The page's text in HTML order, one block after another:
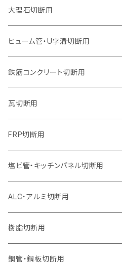
セグメントタイプ
230mm（9インチ）
セグメントタイプ
305mm（12インチ）
セグメント
セグメント（特殊凸凹加工チップ）
355mm（14インチ）
セグメント
セグメント（特殊凸凹加工チップ）
405mm（16インチ）
セグメントタイプ
ウェーブタイプ
セグメントタイプ
ウェーブタイプ
205mm（8インチ）
セグメントタイプ
ウェーブタイプ
230mm（9インチ）
セグメントタイプ
ウェーブタイプ
255mm（10インチ）
セグメントタイプ
305mm（12インチ）
セグメント
セグメント（特殊凸凹加工チップ）
355mm（14インチ）
セグメント
セグメント（特殊凸凹加工チップ）
ウェーブタイプ
セグメントタイプ
ウェーブタイプ
180mm（7インチ）
セグメントタイプ
ウェーブタイプ
205mm（8インチ）
セグメントタイプ
ウェーブタイプ
230mm（9インチ）
セグメントタイプ
ウェーブタイプ
255mm（10インチ）
セグメントタイプ
305mm（12インチ）
セグメント
セグメント（特殊凸凹加工チップ）
355mm（14インチ）
セグメント
セグメント（特殊凸凹加工チップ）
セグメントタイプ（ビス穴付き
セグメントタイプ
セグメントタイプ（ビス穴付き
150mm（6インチ）
セグメントタイプ
180mm（7インチ）
セグメントタイプ
205mm（8インチ）
セグメントタイプ
230mm（9インチ）
セグメントタイプ
255mm（10インチ）
セグメントタイプ（一般道路カッター用
305mm（12インチ）
セグメントタイプ
セグメントタイプ（一般道路カッター用
355mm（14インチ）
セグメントタイプ
セグメントタイプ（一般道路カッター用
405mm（16インチ）
セグメントタイプ
455mm（18インチ）
セグメントタイプ
セグメントタイプ（ビス穴付き
125mm（5インチ）
セグメントタイプ
セグメントタイプ（ビス穴付き
150mm（6インチ）
セグメントタイプ
180mm（7インチ）
セグメントタイプ
205mm（8インチ）
セグメントタイプ
230mm（9インチ）
セグメントタイプ
305mm（12インチ）
セグメントタイプ
埋設鋳鉄管工事対応タイプ
355mm（14インチ）
セグメントタイプ
埋設鋳鉄管工事対応タイプ
405mm（16インチ）
セグメントタイプ
105mm（4インチ）
セグメントタイプ
ウェーブタイプ
125mm（5インチ）
セグメントタイプ
ウェーブタイプ
150mm（6インチ）
セグメントタイプ
ウェーブタイプ
180mm（7インチ）
セグメントタイプ
ウェーブタイプ
205mm（8インチ）
セグメントタイプ
ウェーブタイプ
230mm（9インチ）
セグメントタイプ
ウェーブタイプ
255mm（10インチ）
セグメントタイプ
セグメントタイプ（一般道路カッター用
305mm（12インチ）
セグメント
355mm（14インチ）
大理石切断用
125mm（5インチ）
ヒューム管・U字溝切断用
105mm（4インチ）
セグメントタイプ
125mm（5インチ）
セグメントタイプ
150mm（6インチ）
セグメントタイプ
180mm（7インチ）
セグメントタイプ
205mm（8インチ）
セグメントタイプ
230mm（9インチ）
セグメントタイプ
255mm（10インチ）
鉄筋コンクリート切断用
305mm（12インチ）
セグメントタイプ
355mm（14インチ）
セグメントタイプ
405mm（16インチ）
セグメントタイプ
瓦切断用
105mm（4インチ）
FRP切断用
125ｍｍ（5インチ）
塩ビ管・キッチンパネル切断用
125ｍｍ（5インチ）
ALC・アルミ切断用
305mm（12インチ）
砥石（補強綱入り）
355mm（14インチ）
樹脂切断用
305mm（12インチ）
鋼管・鋼板切断用